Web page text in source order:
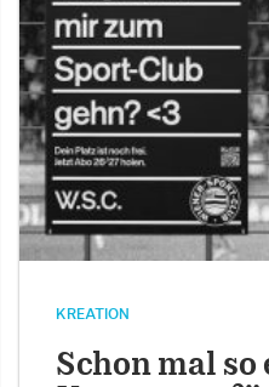
KREATION
Schon mal so